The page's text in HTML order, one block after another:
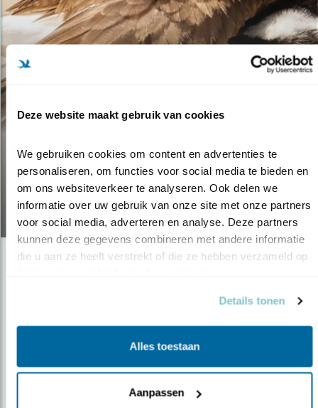
Deze website maakt gebruik van cookies
We gebruiken cookies om content en advertenties te
personaliseren, om functies voor social media te bieden en
om ons websiteverkeer te analyseren. Ook delen we
informatie over uw gebruik van onze site met onze partners
voor social media, adverteren en analyse. Deze partners
kunnen deze gegevens combineren met andere informatie
die u aan ze heeft verstrekt of die ze hebben verzameld op
Details tonen
Alles toestaan
Aanpassen
OP DE BRES VOOR
MARKERMEER & IJMEER
25.02.20
Op de hoogte blijven?
Meld je aan en ontvang nieuws, inspiratie, acties en tips